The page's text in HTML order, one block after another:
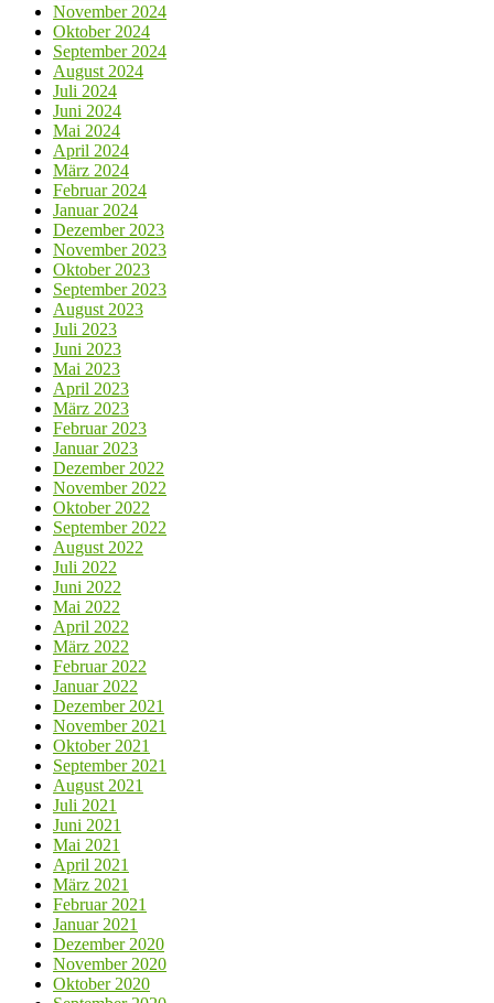
November 2024
Oktober 2024
September 2024
August 2024
Juli 2024
Juni 2024
Mai 2024
April 2024
März 2024
Februar 2024
Januar 2024
Dezember 2023
November 2023
Oktober 2023
September 2023
August 2023
Juli 2023
Juni 2023
Mai 2023
April 2023
März 2023
Februar 2023
Januar 2023
Dezember 2022
November 2022
Oktober 2022
September 2022
August 2022
Juli 2022
Juni 2022
Mai 2022
April 2022
März 2022
Februar 2022
Januar 2022
Dezember 2021
November 2021
Oktober 2021
September 2021
August 2021
Juli 2021
Juni 2021
Mai 2021
April 2021
März 2021
Februar 2021
Januar 2021
Dezember 2020
November 2020
Oktober 2020